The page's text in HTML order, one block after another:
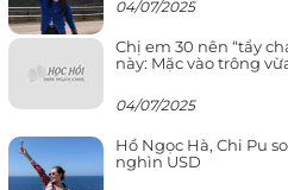
04/07/2025
Chị em 30 nên “tẩy
này: Mặc vào trông
04/07/2025
Hồ Ngọc Hà, Chi Pu
nghìn USD